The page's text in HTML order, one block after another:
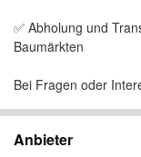
✅ Abholung und
Baumärkten
Bei Fragen oder
Anbieter